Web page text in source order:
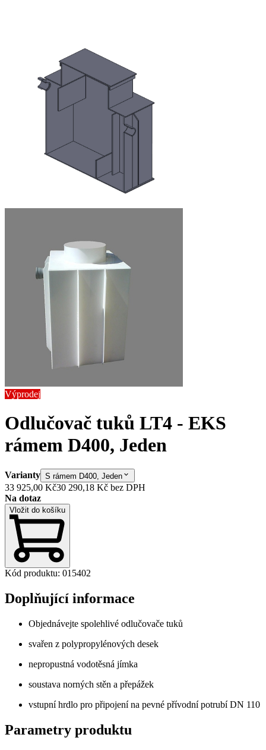
Výprodej
Odlučovač tuků LT4 - EKS
rámem D400, Jeden
Varianty S rámem D400, Jeden
33 925,00 Kč30 290,18 Kč bez DPH
Na dotaz
Vložit do košíku
Kód produktu: 015402
Doplňující informace
Objednávejte spolehlivé odlučovače tuků
svařen z polypropylénových desek
nepropustná vodotěsná jímka
soustava norných stěn a přepážek
vstupní hrdlo pro připojení na pevné přívodní potrubí DN 110
Parametry produktu